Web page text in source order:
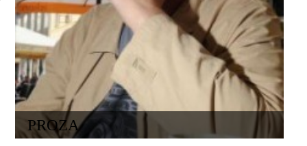
PROZA